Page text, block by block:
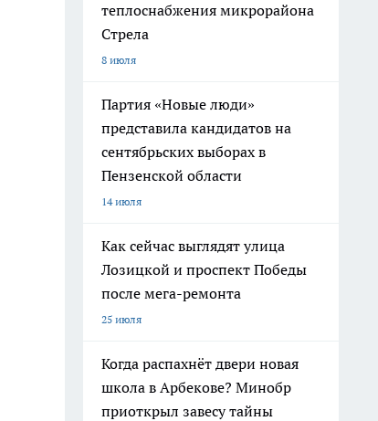
теплоснабжения микрорайона
Стрела
8 июля
Партия «Новые люди»
представила кандидатов на
сентябрьских выборах в
Пензенской области
14 июля
Как сейчас выглядят улица
Лозицкой и проспект Победы
после мега-ремонта
25 июля
Когда распахнёт двери новая
школа в Арбекове? Минобр
приоткрыл завесу тайны